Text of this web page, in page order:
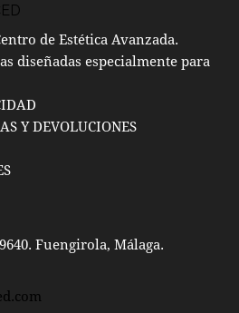
de Estética Avanzada.
diseñadas especialmente para
Y DEVOLUCIONES
Fuengirola, Málaga.